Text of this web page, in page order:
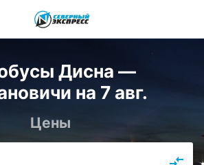
Дисна —
на 7 авг.
Цены